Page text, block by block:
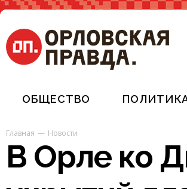
ОБЩЕСТВО
Главная Новости
В Орле ко